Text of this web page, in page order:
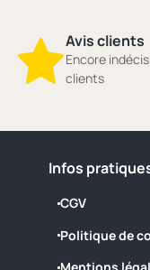
Avis clients
Encore
clients
Infos
CGV
Politique de